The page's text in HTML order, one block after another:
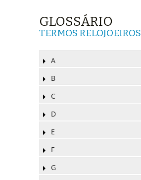
GLOSSÁRIO
TERMOS RELOJOEIROS
A
B
C
D
E
F
G